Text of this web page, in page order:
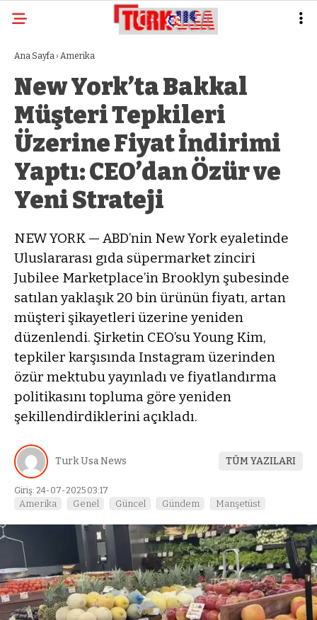
Ana Sayfa › Amerika
New York’ta Bakkal
Müşteri Tepkileri
Üzerine Fiyat İndirimi
Yaptı: CEO’dan Özür ve
Yeni Strateji
NEW YORK — ABD’nin New York eyaletinde
Uluslararası gıda süpermarket zinciri
Jubilee Marketplace’in Brooklyn şubesinde
satılan yaklaşık 20 bin ürünün fiyatı, artan
müşteri şikayetleri üzerine yeniden
düzenlendi. Şirketin CEO’su Young Kim,
tepkiler karşısında Instagram üzerinden
özür mektubu yayınladı ve fiyatlandırma
politikasını topluma göre yeniden
şekillendirdiklerini açıkladı.
Turk Usa News TÜM YAZILARI
Giriş: 24-07-2025 03:17
Amerika Genel Güncel Gündem Manşetüst